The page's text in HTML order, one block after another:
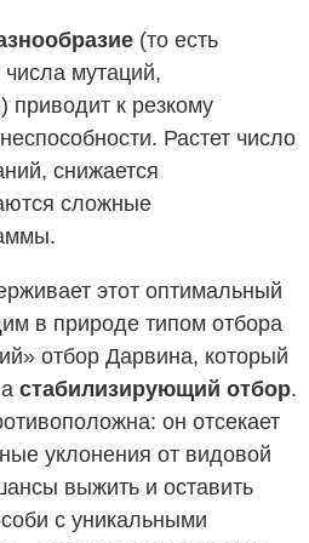
(то есть
мутаций,
приводит к резкому
Растет число
снижается
сложные
этот оптимальный
в природе типом отбора
отбор Дарвина, который
стабилизирующий отбор.
он отсекает
уклонения от видовой
выжить и оставить
с уникальными